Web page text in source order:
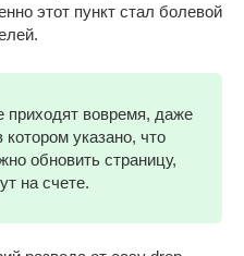
этот пункт стал болевой
приходят вовремя, даже
указано, что
обновить страницу,
на счете.